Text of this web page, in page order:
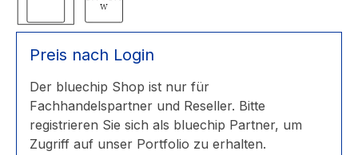
Preis nach Login
Der bluechip Shop ist nur für
Fachhandelspartner und Reseller. Bitte
registrieren Sie sich als bluechip Partner, um
Zugriff auf unser Portfolio zu erhalten.